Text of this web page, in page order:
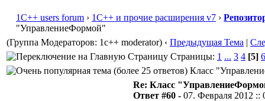
1С++ users forum › 1С++ и прочие расширения v7 ›
"УправлениеФормой"
(Группа Модераторов: 1c++ moderator) ‹ Предыдущая Тема |
Страницы: 1 ... 3 4 [5] 6
Класс
Re: Класс
Ответ #60 - 07. Февраля 2012 ::